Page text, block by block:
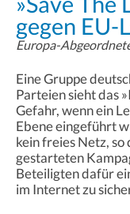
gegen
Europa-
Eine Gruppe
Parteien sieht das
Gefahr, wenn ein
Ebene eingeführt
kein freies Netz,
gestarteten
Beteiligten dafür
im Internet zu